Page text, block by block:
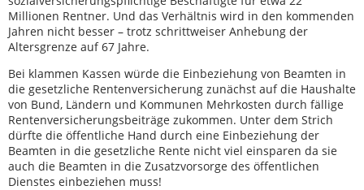
Millionen Rentner. Und das Verhältnis wird in den kommenden
Jahren nicht besser – trotz schrittweiser Anhebung der
Altersgrenze auf 67 Jahre.
Bei klammen Kassen würde die Einbeziehung von Beamten in
die gesetzliche Rentenversicherung zunächst auf die Haushalte
von Bund, Ländern und Kommunen Mehrkosten durch fällige
Rentenversicherungsbeiträge zukommen. Unter dem Strich
dürfte die öffentliche Hand durch eine Einbeziehung der
Beamten in die gesetzliche Rente nicht viel einsparen da sie
auch die Beamten in die Zusatzvorsorge des öffentlichen
Dienstes einbeziehen muss!